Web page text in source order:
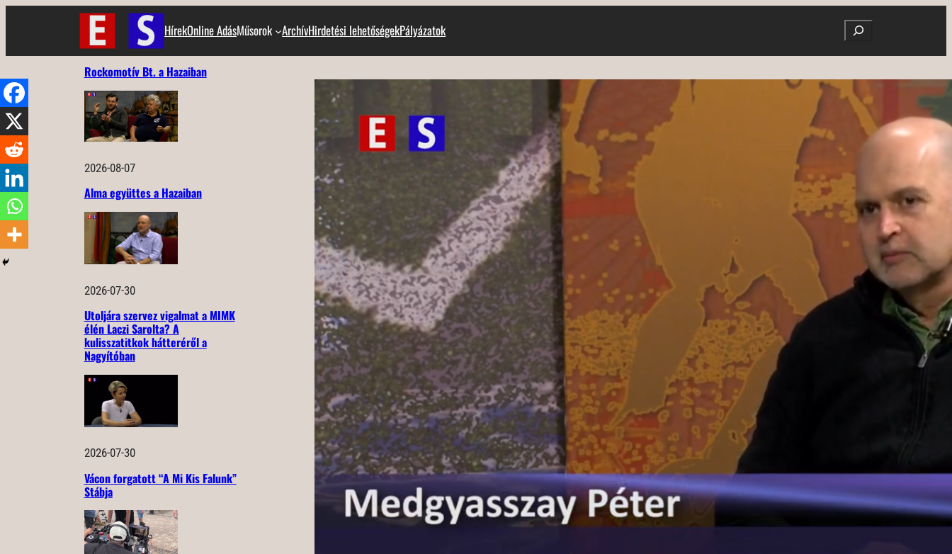
HírekOnline AdásMűsorok ArchívHirdetési lehetőségekPályázatok Search
Rockomotív Bt. a Hazaiban
2026-08-07
Alma együttes a Hazaiban
2026-07-30
Utoljára szervez vigalmat a MIMK
élén Laczi Sarolta? A
kulisszatitkok hátteréről a
Nagyítóban
2026-07-30
Vácon forgatott “A Mi Kis Falunk”
Stábja